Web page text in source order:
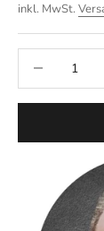
inkl. MwSt.